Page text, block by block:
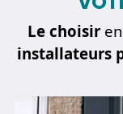
Le choisir
installateurs